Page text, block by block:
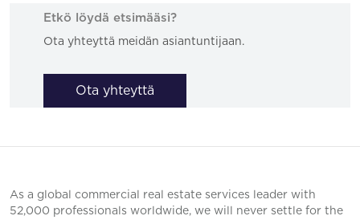
Etkö löydä etsimääsi?
Ota yhteyttä meidän asiantuntijaan.
Ota yhteyttä
As a global commercial real estate services leader with
52,000 professionals worldwide, we will never settle for the